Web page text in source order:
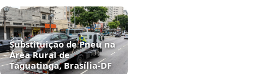
Substituição de Pneu na
Área Rural de
Taguatinga, Brasília‑DF